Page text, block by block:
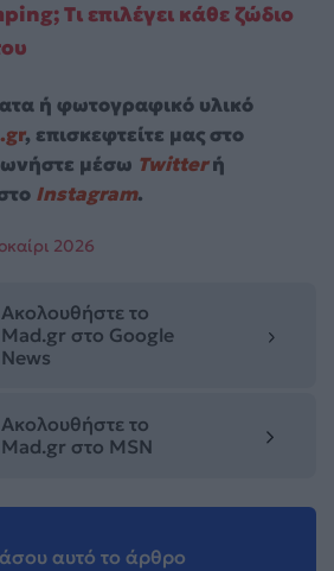
Τι επιλέγει κάθε ζώδιο
ή φωτογραφικό υλικό
, επισκεφτείτε μας στο
μέσω Twitterή
Instagram.
2026
Ακολουθήστε το
Mad.gr στο Google
News
Ακολουθήστε το
Mad.gr στο MSN
αυτό το άρθρο